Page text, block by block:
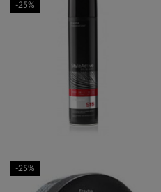
-25%
-25%